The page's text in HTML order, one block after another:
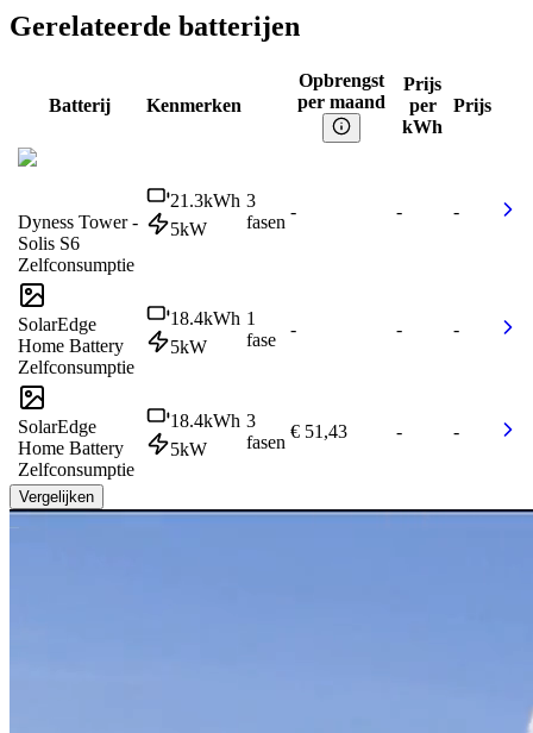
Gerelateerde batterijen
Batterij Kenmerken
Opbrengst
per maand
Prijs
per
kWh
Prijs
Dyness Tower -
Solis S6
Zelfconsumptie
21.3kWh
5kW
3
fasen
- - -
SolarEdge
Home Battery
Zelfconsumptie
18.4kWh
5kW
1
fase
- - -
SolarEdge
Home Battery
Zelfconsumptie
18.4kWh
5kW
3
fasen
€ 51,43 - -
Vergelijken